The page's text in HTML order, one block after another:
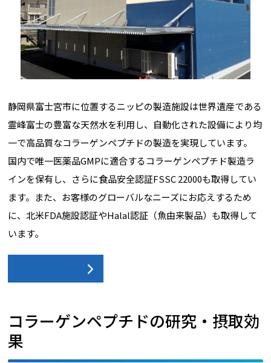
静岡県富士宮市に位置するニッピの製造施設は世界遺産である
霊峰富士の豊富な天然水を利用し、自動化された設備により均
一で高品質なコラーゲンペプチドの製造を実現しています。
国内で唯一医薬品GMPに適合するコラーゲンペプチド製造ラ
インを保有し、さらに食品安全認証FSSC 22000も取得してい
ます。また、お客様のグローバルなニーズにお応えするため
に、北米FDA施設認証やHalal認証（魚由来製品）も取得して
います。
コラーゲンペプチドの研究・摂取効
果